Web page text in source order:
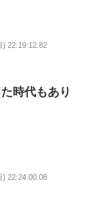
) 22:19:12.82
時代もあり
) 22:24:00.08